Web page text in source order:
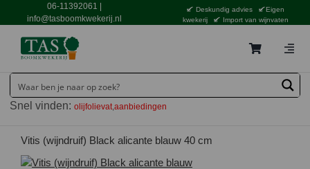
06-11392061
info@tasboomkwekerij.nl
Deskundig advies
Eigen
kwekerij
Import van wijnvaten
Contact en bestellen
Catalogus
Aanbiedingen
Snel vinden:olijfolievat aanbiedingen
Vitis (wijndruif) Black alicante blauw 40 cm